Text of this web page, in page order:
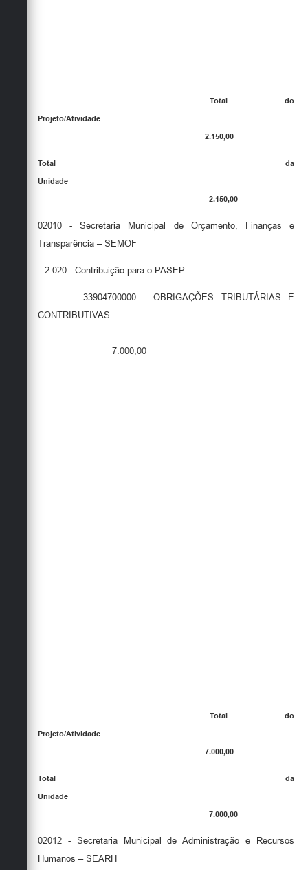
Total do
Projeto/Atividade
2.150,00
Total da
Unidade
2.150,00
02010 - Secretaria Municipal de Orçamento, Finanças e
Transparência – SEMOF
2.020 - Contribuição para o PASEP
33904700000 - OBRIGAÇÕES TRIBUTÁRIAS E
CONTRIBUTIVAS
7.000,00
Total do
Projeto/Atividade
7.000,00
Total da
Unidade
7.000,00
02012 - Secretaria Municipal de Administração e Recursos
Humanos – SEARH